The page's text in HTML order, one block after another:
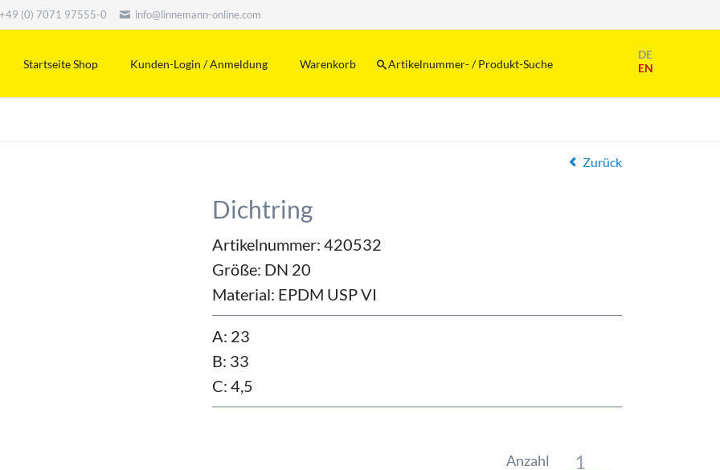
+49 (0) 7071 97555-0 info@linnemann-online.com
DE
EN
überspringen
Startseite Shop Kunden-Login / Anmeldung Warenkorb Artikelnummer- / Produkt-Suche
Zurück
Dichtring
Artikelnummer: 420532
Größe: DN 20
Material: EPDM USP VI
A: 23
B: 33
C: 4,5
Anzahl